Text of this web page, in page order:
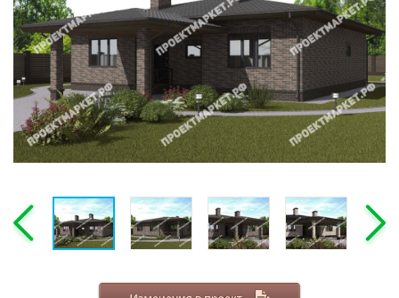
Этажность
Одноэтажные
Двухэтажные
Мансарда
Габариты
8х8
8х9
8х10
8х11